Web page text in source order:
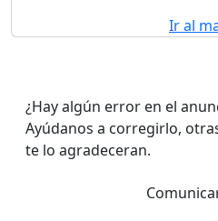
Ir al
¿Hay algún error en el
Ayúdanos a corregirlo,
te lo agradeceran.